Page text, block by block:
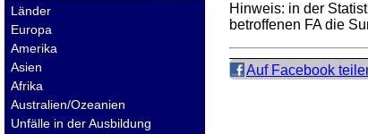
Länder
Europa
Amerika
Asien
Afrika
Australien/Ozeanien
Unfälle in der Ausbildung
Hinweis: in der
betroffenen FAdie
Auf Facebook